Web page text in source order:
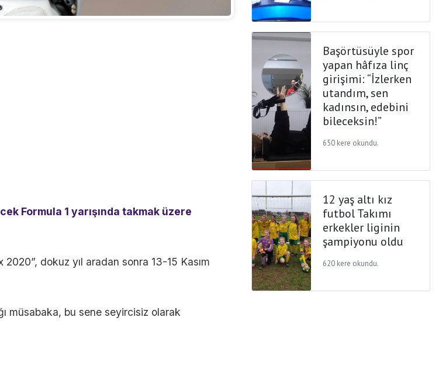
Formula 1 yarışında takmak üzere
2020”, dokuz yıl aradan sonra 13-15 Kasım
müsabaka, bu sene seyircisiz olarak
Başörtüsüyle spor
yapan hâfıza linç
girişimi: “İzlerken
utandım, sen
kadınsın, edebini
bileceksin!”
650 kere okundu.
12 yaş altı kız
futbol Takımı
erkekler liginin
şampiyonu oldu
620 kere okundu.